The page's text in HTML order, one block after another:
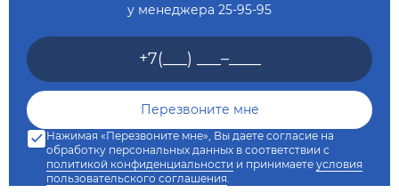
у менеджера 25-95-95
Нажимая «Перезвоните мне», Вы даете согласие на
обработку персональных данных в соответствии с
политикой конфиденциальности и принимаете условия
пользовательского соглашения